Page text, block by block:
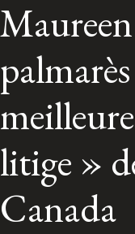
Réseau des
Contactez-nous
litige »
Canada